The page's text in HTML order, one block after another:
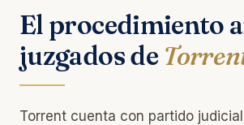
El procedimiento
juzgados de
Torrent cuenta con partido